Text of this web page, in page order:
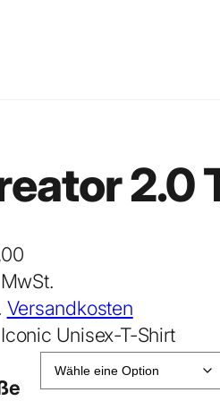
2.0
Versandkosten
Unisex-T-Shirt